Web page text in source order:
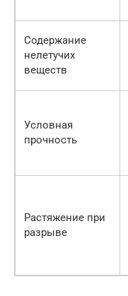
Содержание
нелетучих
веществ
Условная
прочность
Растяжение при
разрыве